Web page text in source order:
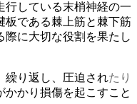
行している末梢神経の一
板である棘上筋と棘下筋
際に大切な役割を果たし
繰り返し、圧迫されたり
かかり損傷を起こすこと